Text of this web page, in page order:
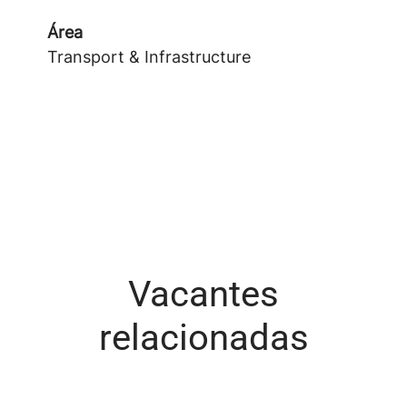
Área
Transport & Infrastructure
Vacantes
relacionadas